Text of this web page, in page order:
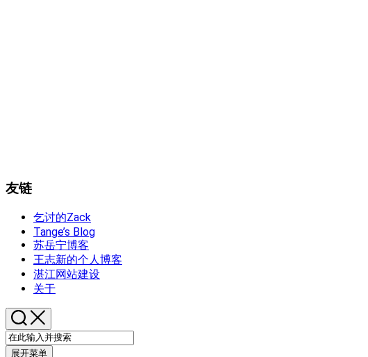
友链
乞讨的Zack
Tange’s Blog
苏岳宁博客
王志新的个人博客
湛江网站建设
关于
展开菜单